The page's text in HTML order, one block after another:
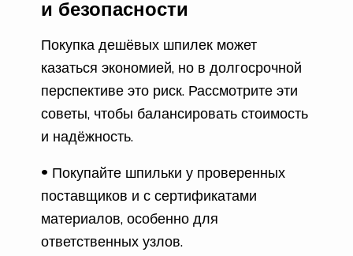
и безопасности
Покупка дешёвых шпилек может
казаться экономией, но в долгосрочной
перспективе это риск. Рассмотрите эти
советы, чтобы балансировать стоимость
и надёжность.
Покупайте шпильки у проверенных
поставщиков и с сертификатами
материалов, особенно для
ответственных узлов.